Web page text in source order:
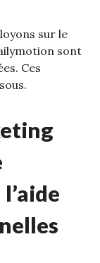
sur le
sont
Ces